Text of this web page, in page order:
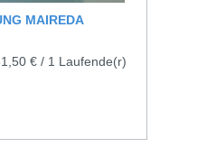
MAIREDA
€ / 1 Laufende(r)